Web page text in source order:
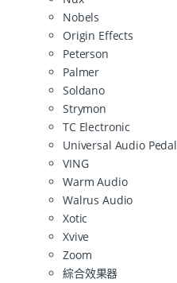
Nobels
Origin Effects
Peterson
Palmer
Soldano
Strymon
TC Electronic
Universal Audio Pedal
VING
Warm Audio
Walrus Audio
Xotic
Xvive
Zoom
綜合效果器